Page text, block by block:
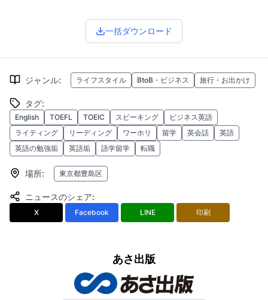
一括ダウンロード
ジャンル: ライフスタイル BtoB・ビジネス 旅行・お出かけ
タグ:
English TOEFL TOEIC スピーキング
ビジネス英語
ライティング
リーディング ワーホリ 留学 英会話
英語
英語の勉強垢
英語垢 語学留学 転職
場所: 東京都豊島区
ニュースのシェア:
X Facebook LINE 印刷
あさ出版